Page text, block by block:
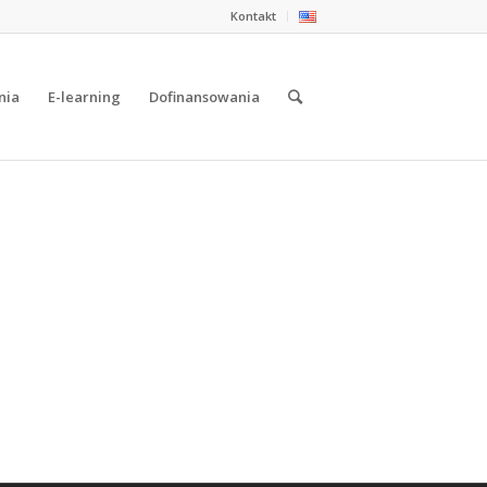
Kontakt
E-learning Dofinansowania